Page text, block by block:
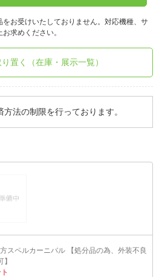
お受けいたしておりません。対応機種、サ
求めください。
置く（在庫・展示一覧）
法の制限を行っております。
方スペルカーニバル 【処分品の為、外装不良